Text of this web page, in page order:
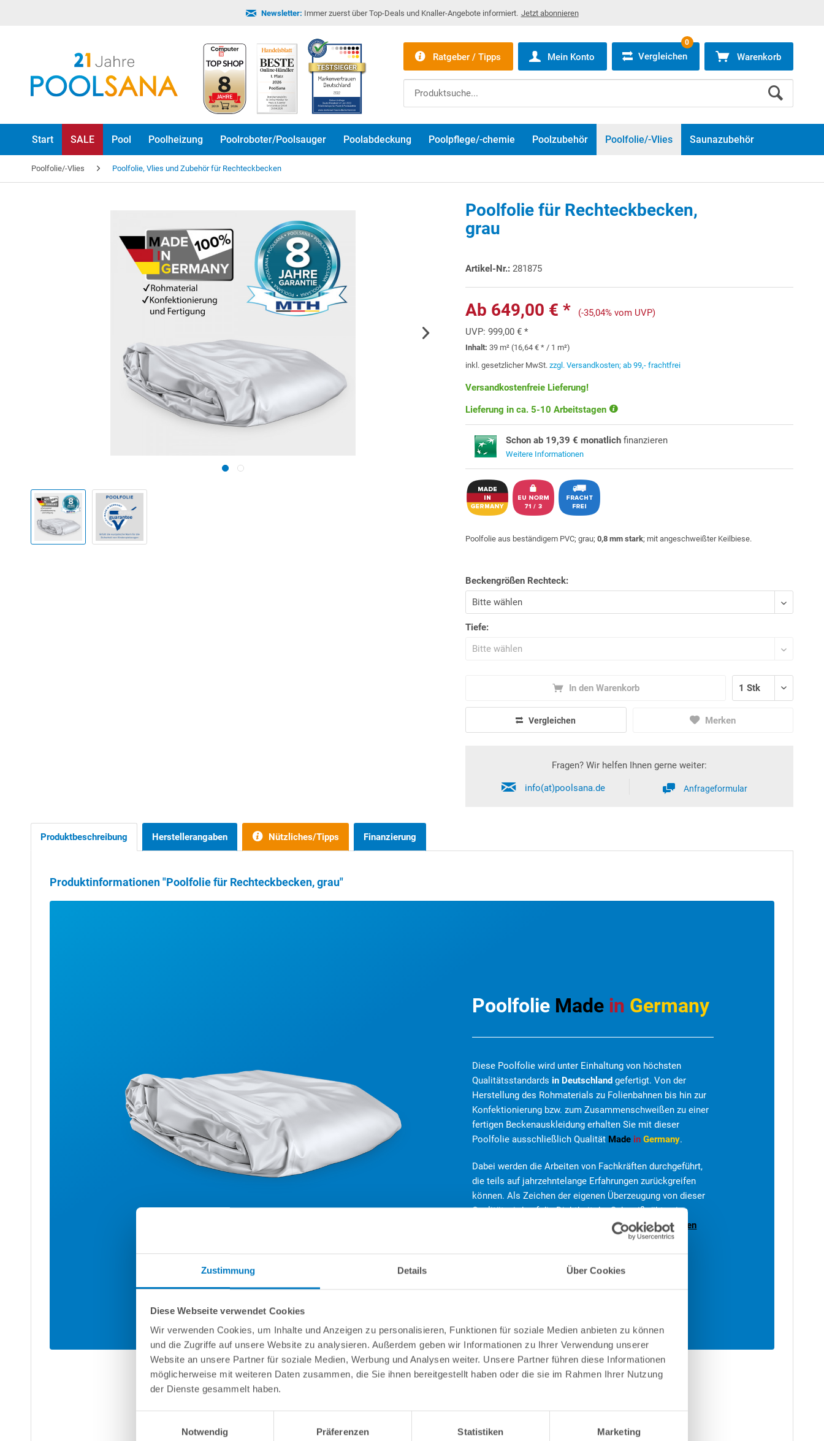
Zustimmung Details Über Cookies
Diese Webseite verwendet Cookies
Wir verwenden Cookies, um Inhalte und Anzeigen zu personalisieren, Funktionen für soziale Medien anbieten zu können
und die Zugriffe auf unsere Website zu analysieren. Außerdem geben wir Informationen zu Ihrer Verwendung unserer
Website an unsere Partner für soziale Medien, Werbung und Analysen weiter. Unsere Partner führen diese Informationen
möglicherweise mit weiteren Daten zusammen, die Sie ihnen bereitgestellt haben oder die sie im Rahmen Ihrer Nutzung
der Dienste gesammelt haben.
Notwendig
Präferenzen Statistiken Marketing
Newsletter: Immer zuerst über Top-Deals und Knaller-Angebote informiert. Jetzt abonnieren
Ratgeber / Tipps Mein Konto Vergleichen
0
Warenkorb
Start SALE Pool Poolheizung Poolroboter/Poolsauger Poolabdeckung Poolpflege/-chemie Poolzubehör Poolfolie/-Vlies Saunazubehör
Poolfolie/-Vlies Poolfolie, Vlies und Zubehör für Rechteckbecken
Poolfolie für Rechteckbecken,
grau
Artikel-Nr.: 281875
Ab 649,00 € *
(-35,04% vom UVP)
UVP:999,00 € *
Inhalt:39 m² (16,64 € * / 1 m²)
inkl. gesetzlicher MwSt.zzgl. Versandkosten; ab 99,- frachtfrei
Versandkostenfreie Lieferung!
Lieferung in ca. 5-10 Arbeitstagen
Schon ab 19,39 € monatlich finanzieren
Weitere Informationen
Poolfolie aus beständigem PVC; grau;0,8 mm stark; mit angeschweißter Keilbiese.
Beckengrößen Rechteck:
Tiefe:
In den Warenkorb
Vergleichen Merken
Fragen? Wir helfen Ihnen gerne weiter:
info(at)poolsana.de Anfrageformular
Produktbeschreibung Finanzierung
Herstellerangaben Nützliches/Tipps
Produktinformationen "Poolfolie für Rechteckbecken, grau"
Poolfolie Made in Germany
Diese Poolfolie wird unter Einhaltung von höchsten
Qualitätsstandardsin Deutschland gefertigt. Von der
Herstellung des Rohmaterials zu Folienbahnen bis hin zur
Konfektionierung bzw. zum Zusammenschweißen zu einer
fertigen Beckenauskleidung erhalten Sie mit dieser
Poolfolie ausschließlich Qualität Made in Germany.
Dabei werden die Arbeiten von Fachkräften durchgeführt,
die teils auf jahrzehntelange Erfahrungen zurückgreifen
können. Als Zeichen der eigenen Überzeugung von dieser
Qualität wird auf die Dichtheit der Schweißnähte eine
Herstellerbestimmungen